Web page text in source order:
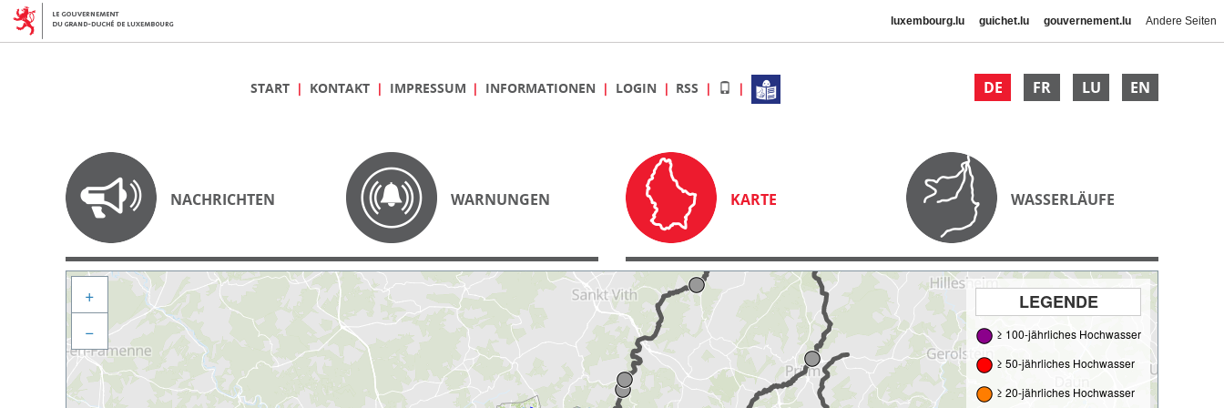
luxembourg.lu guichet.lu gouvernement.lu Andere Seiten
DE FR LU EN
START KONTAKT IMPRESSUM INFORMATIONEN LOGIN RSS
NACHRICHTEN WARNUNGEN KARTE WASSERLÄUFE
LEGENDE
≥ 100-jährliches Hochwasser
≥ 50-jährliches Hochwasser
≥ 20-jährliches Hochwasser
+
−